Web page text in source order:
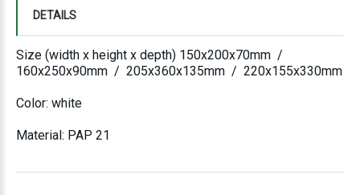
DETAILS
Size (width x height x depth) 150x200x70mm /
160x250x90mm / 205x360x135mm / 220x155x330mm
Color: white
Material: PAP 21